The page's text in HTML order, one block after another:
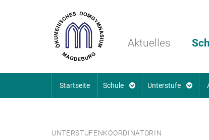
Aktuelles
Startseite Schule Unterstufe
UNTERSTUFENKOORDINATORIN